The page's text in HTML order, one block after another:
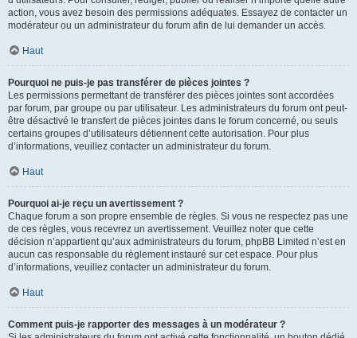
action, vous avez besoin des permissions adéquates. Essayez de contacter un
modérateur ou un administrateur du forum afin de lui demander un accès.
Haut
Pourquoi ne puis-je pas transférer de pièces jointes ?
Les permissions permettant de transférer des pièces jointes sont accordées
par forum, par groupe ou par utilisateur. Les administrateurs du forum ont peut-
être désactivé le transfert de pièces jointes dans le forum concerné, ou seuls
certains groupes d’utilisateurs détiennent cette autorisation. Pour plus
d’informations, veuillez contacter un administrateur du forum.
Haut
Pourquoi ai-je reçu un avertissement ?
Chaque forum a son propre ensemble de règles. Si vous ne respectez pas une
de ces règles, vous recevrez un avertissement. Veuillez noter que cette
décision n’appartient qu’aux administrateurs du forum, phpBB Limited n’est en
aucun cas responsable du règlement instauré sur cet espace. Pour plus
d’informations, veuillez contacter un administrateur du forum.
Haut
Comment puis-je rapporter des messages à un modérateur ?